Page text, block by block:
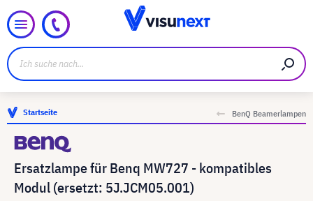
Startseite BenQ Beamerlampen
Ersatzlampe für Benq MW727 - kompatibles
Modul (ersetzt: 5J.JCM05.001)